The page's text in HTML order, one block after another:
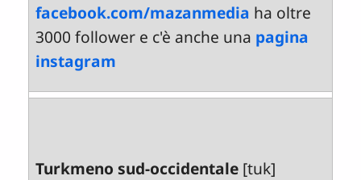
facebook.com/mazanmedia ha oltre
3000 follower e c'è anche una pagina
instagram
Turkmeno sud-occidentale[tuk]